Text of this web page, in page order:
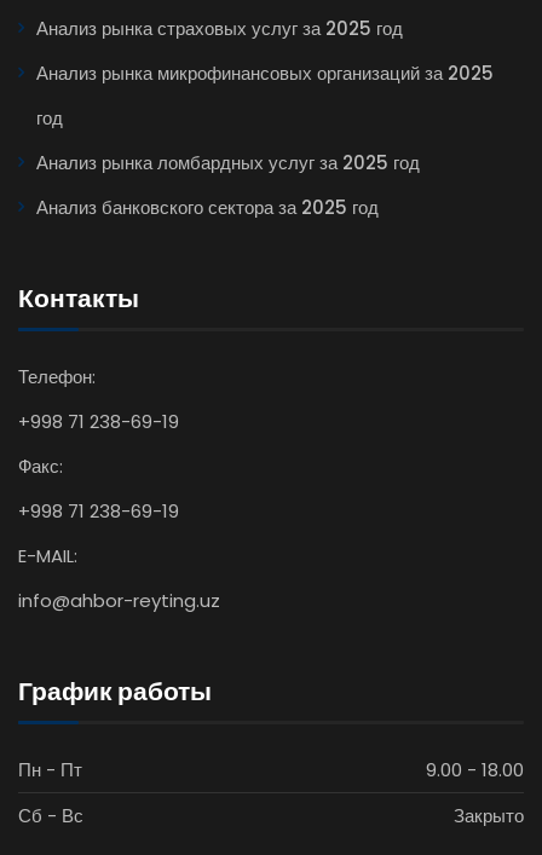
Анализ рынка страховых услуг за 2025 год
Анализ рынка микрофинансовых организаций за 2025
год
Анализ рынка ломбардных услуг за 2025 год
Анализ банковского сектора за 2025 год
Контакты
Телефон:
+998 71 238-69-19
Факс:
+998 71 238-69-19
E-MAIL:
info@ahbor-reyting.uz
График работы
Пн - Пт
9.00 - 18.00
Сб - Вс
Закрыто